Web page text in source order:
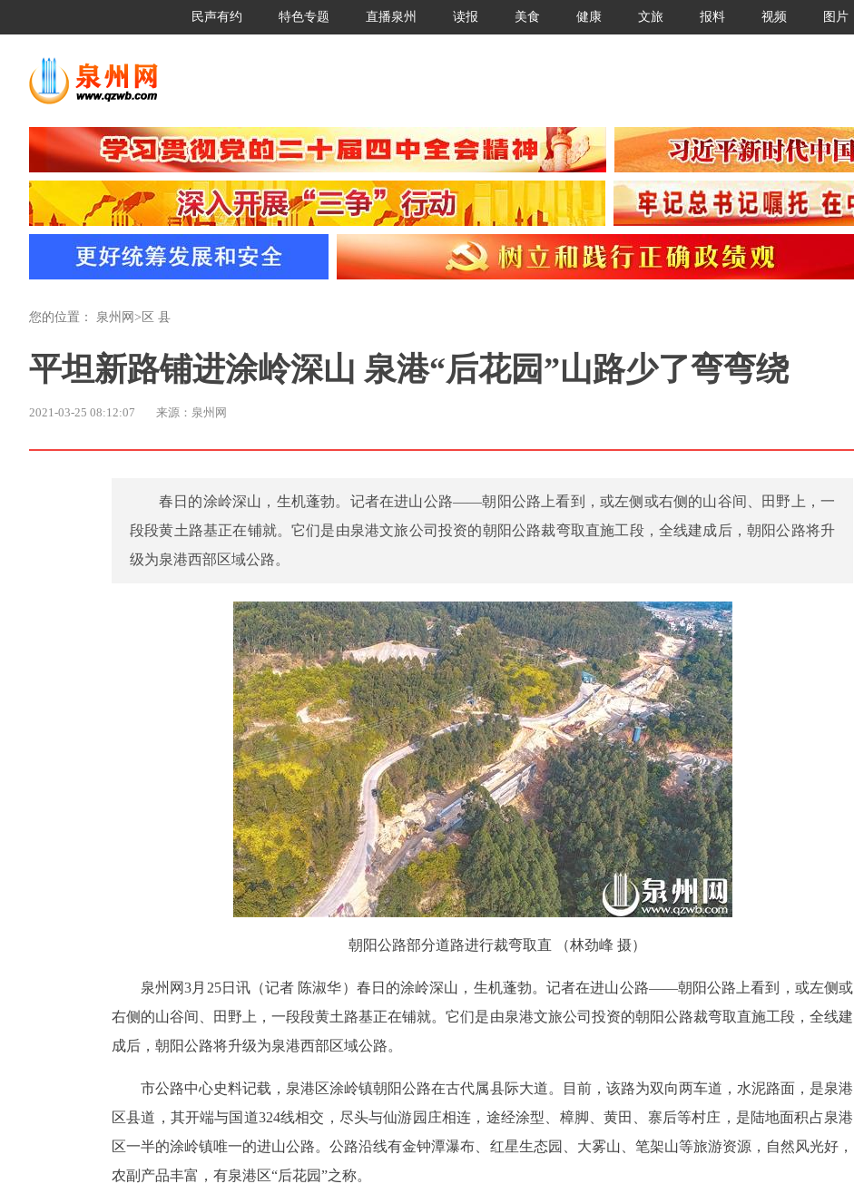
民声有约 特色专题 直播泉州 读报 美食 健康 文旅 报料 视频 图片
您的位置： 泉州网 > 区 县
平坦新路铺进涂岭深山 泉港“后花园”山路少了弯弯绕
2021-03-25 08:12:07 来源：泉州网
春日的涂岭深山，生机蓬勃。记者在进山公路——朝阳公路上看到，或左侧或右侧的山谷间、田野上，一
段段黄土路基正在铺就。它们是由泉港文旅公司投资的朝阳公路裁弯取直施工段，全线建成后，朝阳公路将升
级为泉港西部区域公路。
朝阳公路部分道路进行裁弯取直 （林劲峰 摄）
泉州网3月25日讯（记者 陈淑华） 春日的涂岭深山，生机蓬勃。记者在进山公路——朝阳公路上看到，或左侧或
右侧的山谷间、田野上，一段段黄土路基正在铺就。它们是由泉港文旅公司投资的朝阳公路裁弯取直施工段，全线建
成后，朝阳公路将升级为泉港西部区域公路。
市公路中心史料记载，泉港区涂岭镇朝阳公路在古代属县际大道。目前，该路为双向两车道，水泥路面，是泉港
区县道，其开端与国道324线相交，尽头与仙游园庄相连，途经涂型、樟脚、黄田、寨后等村庄，是陆地面积占泉港
区一半的涂岭镇唯一的进山公路。公路沿线有金钟潭瀑布、红星生态园、大雾山、笔架山等旅游资源，自然风光好，
农副产品丰富，有泉港区“后花园”之称。